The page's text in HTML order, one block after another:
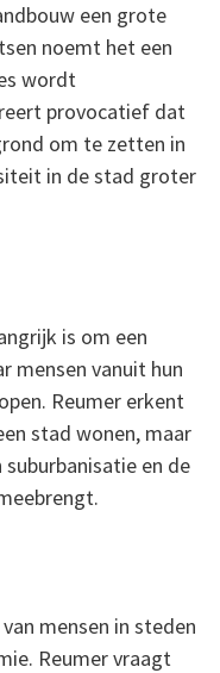
een grote
noemt het een
wordt
provocatief dat
om te zetten in
in de stad groter
is om een
mensen vanuit hun
Reumer erkent
stad wonen, maar
en de
mensen in steden
Reumer vraagt